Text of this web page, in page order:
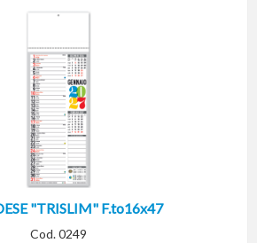
"TRISLIM" F.to16x47
Cod. 0249